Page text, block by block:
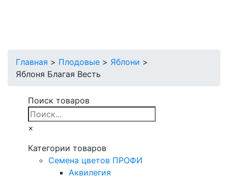
Главная > Плодовые > Яблони >
Яблоня Благая Весть
Поиск товаров
×
Категории товаров
Cемена цветов ПРОФИ
Аквилегия